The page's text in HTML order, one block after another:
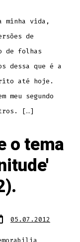
minha vida,
de
de folhas
dessa que é a
até hoje.
meu segundo
[…]
o tema
05.07.2012